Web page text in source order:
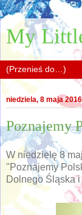
My
niedziela, 8 maja 2016
Poznajemy
W niedzielę 8
"Poznajemy
Dolnego Śląska i